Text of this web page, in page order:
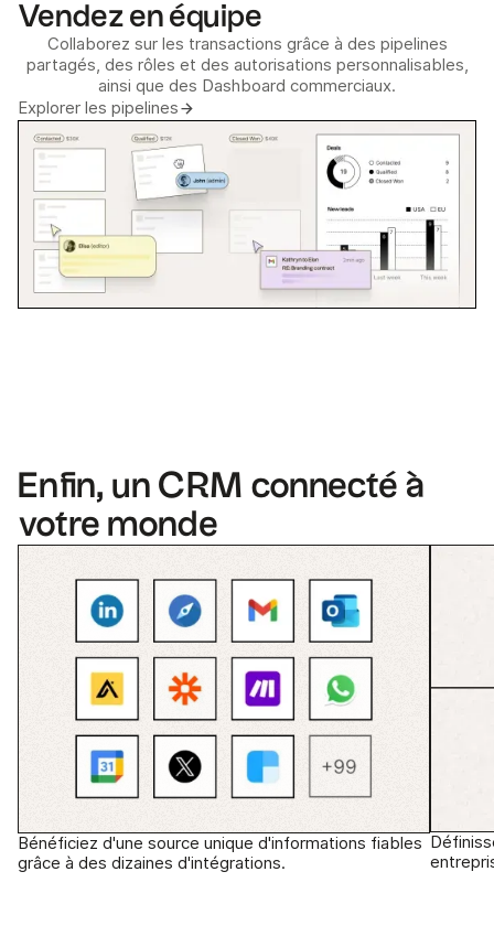
Vendez en équipe
Collaborez sur les transactions grâce à des pipelines
partagés, des rôles et des autorisations personnalisables,
ainsi que des Dashboard commerciaux.
Explorer les pipelines
Enfin, un CRM connecté à
votre monde
Bénéficiez d'une source unique d'informations fiables
grâce à des dizaines d'intégrations.